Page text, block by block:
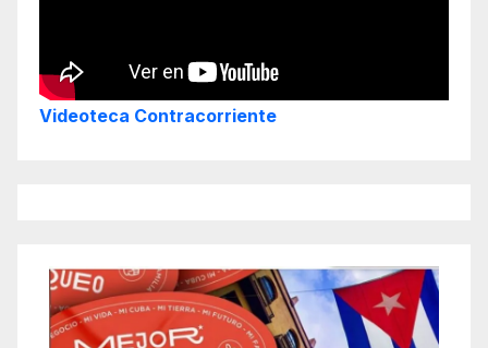
Videoteca Contracorriente